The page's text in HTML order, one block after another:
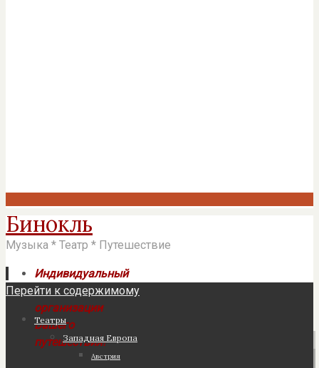
Бинокль
Музыка * Театр * Путешествие
Индивидуальный
подход к
организации
Вашего
путешествия!
Перейти к содержимому
Театры
Западная Европа
Австрия